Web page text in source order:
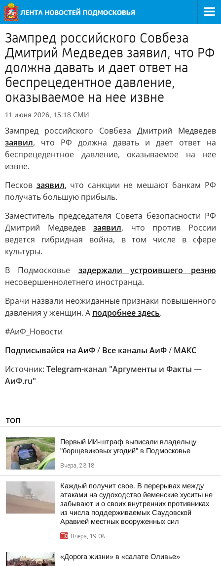
Зампред российского Совбеза
Дмитрий Медведев заявил, что РФ
должна давать и дает ответ на
беспрецедентное давление,
оказываемое на нее извне
11 июня 2026, 15:18 СМИ
Зампред российского Совбеза Дмитрий Медведев
заявил, что РФ должна давать и дает ответ на
беспрецедентное давление, оказываемое на нее
извне.
Песков заявил, что санкции не мешают банкам РФ
получать большую прибыль.
Заместитель председателя Совета безопасности РФ
Дмитрий Медведевзаявил, что против России
ведется гибридная война, в том числе в сфере
культуры.
В Подмосковье задержали устроившего резню
несовершеннолетнего иностранца.
Врачи назвали неожиданные признаки повышенного
давления у женщин. А подробнее здесь.
#АиФ_Новости
Подписывайся на АиФ/ Все каналы АиФ/ MAКС
Источник: Telegram-канал "Аргументы и Факты —
АиФ.ru"
ТОП
Первый ИИ-штраф выписали владельцу
"борщевиковых угодий" в Подмосковье
Вчера, 23:18
Каждый получит свое. В перерывах между
атаками на судоходство йеменские хуситы не
забывают и о своих внутренних противниках
из числа поддерживаемых Саудовской
Аравией местных вооруженных сил
Вчера, 19:08
«Дорога жизни» в «салате Оливье»